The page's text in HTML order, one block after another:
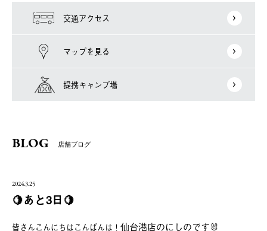
交通アクセス
マップを見る
提携キャンプ場
BLOG 店舗ブログ
2024.3.25
🍋あと3日🍋
皆さんこんにちはこんばんは！ 仙台港店のにしのです🐰